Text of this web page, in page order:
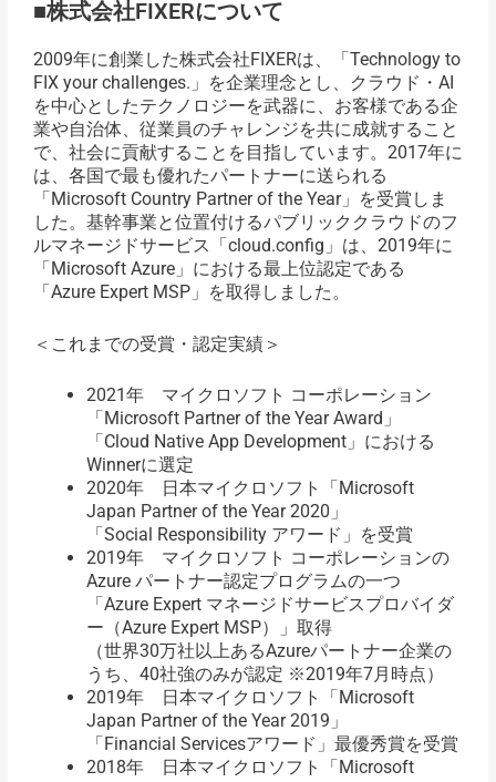
■株式会社FIXERについて
2009年に創業した株式会社FIXERは、「Technology to
FIX your challenges.」を企業理念とし、クラウド・AI
を中心としたテクノロジーを武器に、お客様である企
業や自治体、従業員のチャレンジを共に成就すること
で、社会に貢献することを目指しています。2017年に
は、各国で最も優れたパートナーに送られる
「Microsoft Country Partner of the Year」を受賞しま
した。基幹事業と位置付けるパブリッククラウドのフ
ルマネージドサービス「cloud.config」は、2019年に
「Microsoft Azure」における最上位認定である
「Azure Expert MSP」を取得しました。
＜これまでの受賞・認定実績＞
2021年 マイクロソフト コーポレーション
「Microsoft Partner of the Year Award」
「Cloud Native App Development」における
Winnerに選定
2020年 日本マイクロソフト「Microsoft
Japan Partner of the Year 2020」
「Social Responsibility アワード」を受賞
2019年 マイクロソフト コーポレーションの
Azure パートナー認定プログラムの一つ
「Azure Expert マネージドサービスプロバイダ
ー（Azure Expert MSP）」取得
（世界30万社以上あるAzureパートナー企業の
うち、40社強のみが認定 ※2019年7月時点）
2019年 日本マイクロソフト「Microsoft
Japan Partner of the Year 2019」
「Financial Servicesアワード」最優秀賞を受賞
2018年 日本マイクロソフト「Microsoft